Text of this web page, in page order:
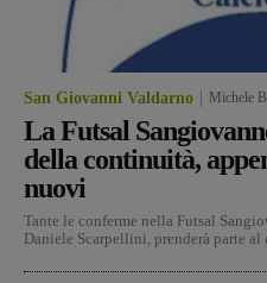
San Giovanni Valdarno Michele
La Futsal
della continuità,
nuovi
Tante le conferme nella Futsal
Daniele Scarpellini, prenderà parte al